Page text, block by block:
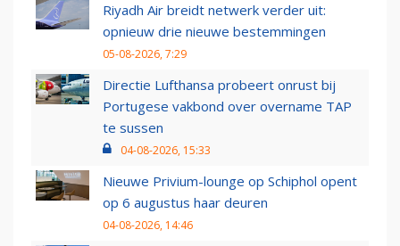
Riyadh Air breidt netwerk verder uit:
opnieuw drie nieuwe bestemmingen
05-08-2026, 7:29
Directie Lufthansa probeert onrust bij
Portugese vakbond over overname TAP
te sussen
04-08-2026, 15:33
Nieuwe Privium-lounge op Schiphol opent
op 6 augustus haar deuren
04-08-2026, 14:46